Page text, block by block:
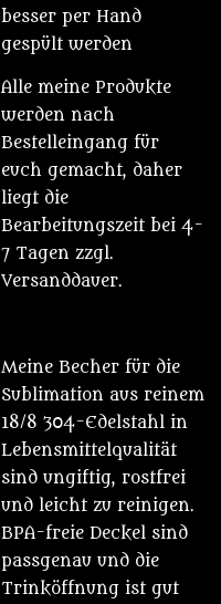
besser per Hand
gespült werden
Alle meine Produkte
werden nach
Bestelleingang für
euch gemacht, daher
liegt die
Bearbeitungszeit bei 4-
7 Tagen zzgl.
Versanddauer.
Meine Becher für die
Sublimation aus reinem
18/8 304-Edelstahl in
Lebensmittelqualität
sind ungiftig, rostfrei
und leicht zu reinigen.
BPA-freie Deckel sind
passgenau und die
Trinköffnung ist gut